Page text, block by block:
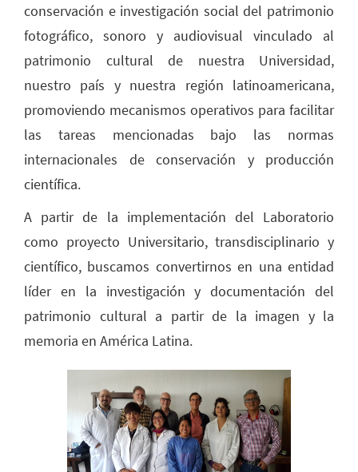
conservación e investigación social del patrimonio
fotográfico, sonoro y audiovisual vinculado al
patrimonio cultural de nuestra Universidad,
nuestro país y nuestra región latinoamericana,
promoviendo mecanismos operativos para facilitar
las tareas mencionadas bajo las normas
internacionales de conservación y producción
científica.
A partir de la implementación del Laboratorio
como proyecto Universitario, transdisciplinario y
científico, buscamos convertirnos en una entidad
líder en la investigación y documentación del
patrimonio cultural a partir de la imagen y la
memoria en América Latina.